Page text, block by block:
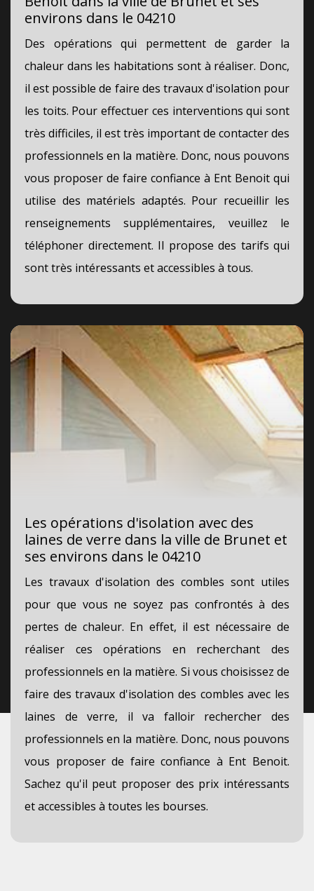
environs dans le 04210
Des opérations qui permettent de garder la
chaleur dans les habitations sont à réaliser. Donc,
il est possible de faire des travaux d'isolation pour
les toits. Pour effectuer ces interventions qui sont
très difficiles, il est très important de contacter des
professionnels en la matière. Donc, nous pouvons
vous proposer de faire confiance à Ent Benoit qui
utilise des matériels adaptés. Pour recueillir les
renseignements supplémentaires, veuillez le
téléphoner directement. Il propose des tarifs qui
sont très intéressants et accessibles à tous.
Les opérations d'isolation avec des
laines de verre dans la ville de Brunet et
ses environs dans le 04210
Les travaux d'isolation des combles sont utiles
pour que vous ne soyez pas confrontés à des
pertes de chaleur. En effet, il est nécessaire de
réaliser ces opérations en recherchant des
professionnels en la matière. Si vous choisissez de
faire des travaux d'isolation des combles avec les
laines de verre, il va falloir rechercher des
professionnels en la matière. Donc, nous pouvons
vous proposer de faire confiance à Ent Benoit.
Sachez qu'il peut proposer des prix intéressants
et accessibles à toutes les bourses.